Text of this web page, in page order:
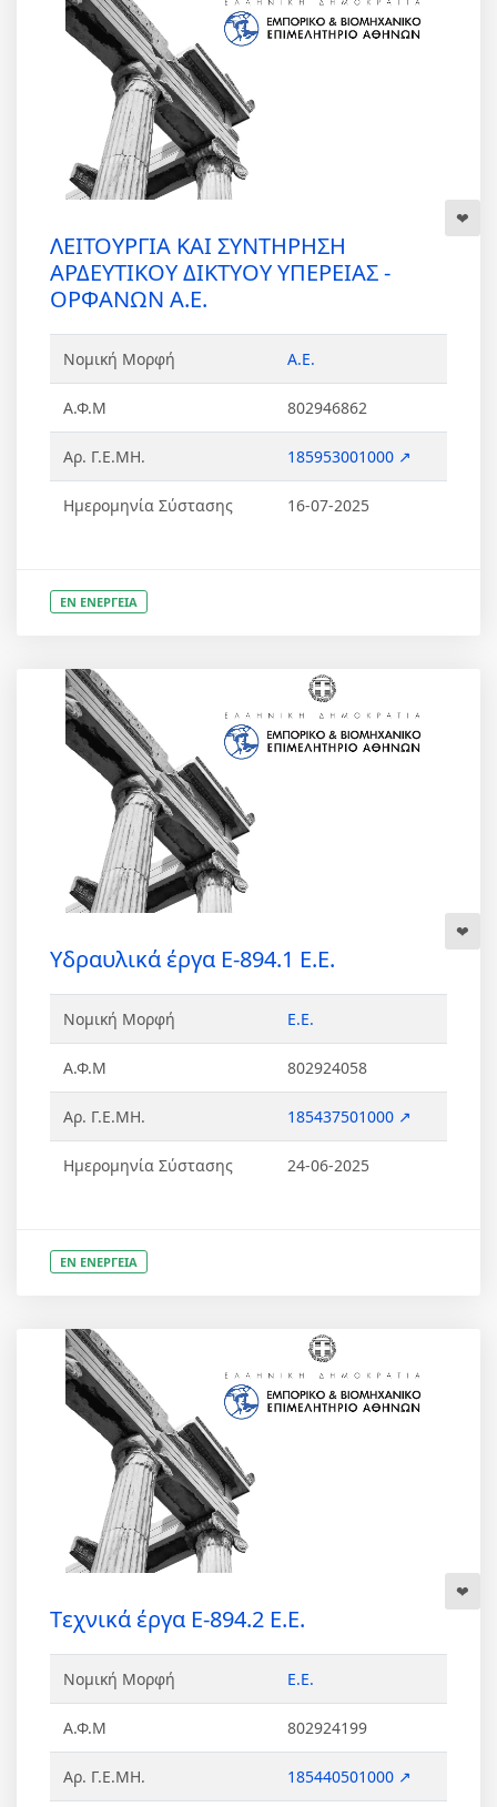
ΛΕΙΤΟΥΡΓΙΑ ΚΑΙ ΣΥΝΤΗΡΗΣΗ
ΑΡΔΕΥΤΙΚΟΥ ΔΙΚΤΥΟΥ ΥΠΕΡΕΙΑΣ -
ΟΡΦΑΝΩΝ Α.Ε.
Νομική Μορφή Α.Ε.
Α.Φ.Μ 802946862
Αρ. Γ.Ε.ΜΗ. 185953001000 ↗
Ημερομηνία Σύστασης 16-07-2025
ΕΝ ΕΝΕΡΓΕΙΑ
Yδραυλικά έργα Ε-894.1 Ε.Ε.
Νομική Μορφή Ε.Ε.
Α.Φ.Μ 802924058
Αρ. Γ.Ε.ΜΗ. 185437501000 ↗
Ημερομηνία Σύστασης 24-06-2025
ΕΝ ΕΝΕΡΓΕΙΑ
Tεχνικά έργα Ε-894.2 Ε.Ε.
Νομική Μορφή Ε.Ε.
Α.Φ.Μ 802924199
Αρ. Γ.Ε.ΜΗ. 185440501000 ↗